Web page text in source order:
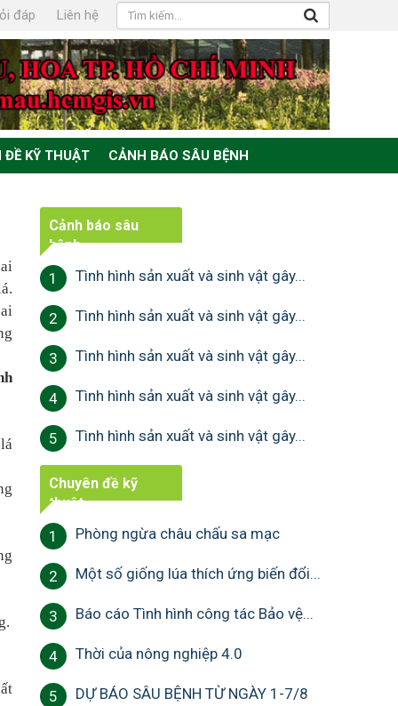
đáp Liên hệ
ĐỀ KỸ THUẬT CẢNH BÁO SÂU BỆNH
Cảnh báo sâu
bệnh
1 Tình hình sản xuất và sinh vật gây...
2 Tình hình sản xuất và sinh vật gây...
3 Tình hình sản xuất và sinh vật gây...
4 Tình hình sản xuất và sinh vật gây...
5 Tình hình sản xuất và sinh vật gây...
Chuyên đề kỹ
thuật
1 Phòng ngừa châu chấu sa mạc
2 Một số giống lúa thích ứng biến đổi...
3 Báo cáo Tình hình công tác Bảo vệ...
4 Thời của nông nghiệp 4.0
5 DỰ BÁO SÂU BỆNH TỪ NGÀY 1-7/8